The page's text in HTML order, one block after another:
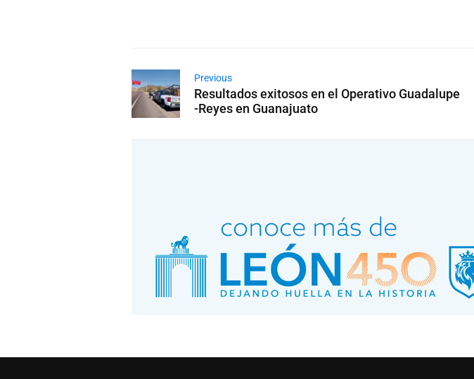
Previous
Resultados exitosos en el Operativo Guadalupe
-Reyes en Guanajuato